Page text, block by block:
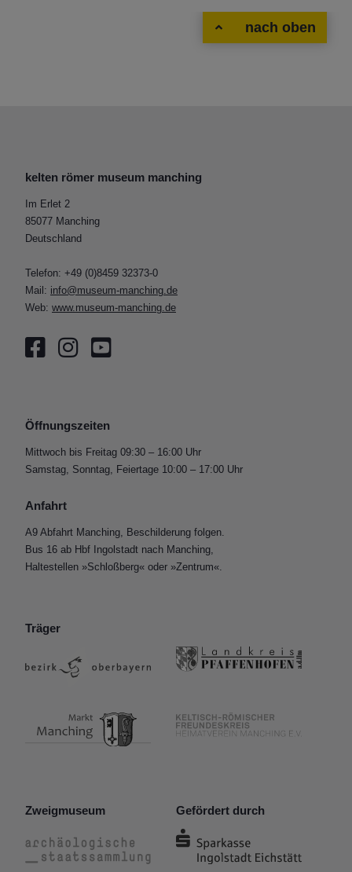
nach oben
kelten römer museum manching
Im Erlet 2
85077 Manching
Deutschland
Telefon: +49 (0)8459 32373-0
Mail: info@museum-manching.de
Web: www.museum-manching.de
Öffnungszeiten
Mittwoch bis Freitag 09:30 – 16:00 Uhr
Samstag, Sonntag, Feiertage 10:00 – 17:00 Uhr
Anfahrt
A9 Abfahrt Manching, Beschilderung folgen.
Bus 16 ab Hbf Ingolstadt nach Manching,
Haltestellen »Schloßberg« oder »Zentrum«.
Träger
Zweigmuseum Gefördert durch